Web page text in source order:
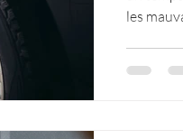
les mauvaises